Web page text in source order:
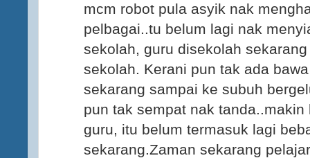
mcm robot pula asyik nak
pelbagai..tu belum lagi nak
sekolah, guru disekolah
sekolah. Kerani pun tak ada
sekarang sampai ke subuh
pun tak sempat nak
guru, itu belum termasuk lagi
sekarang.Zaman sekarang